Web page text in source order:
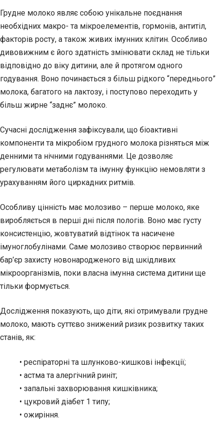
Грудне молоко являє собою унікальне поєднання
необхідних макро- та мікроелементів, гормонів, антитіл,
факторів росту, а також живих імунних клітин. Особливо
дивовижним є його здатність змінювати склад не тільки
відповідно до віку дитини, але й протягом одного
годування. Воно починається з більш рідкого “переднього”
молока, багатого на лактозу, і поступово переходить у
більш жирне “заднє” молоко.
Сучасні дослідження зафіксували, що біоактивні
компоненти та мікробіом грудного молока різняться між
денними та нічними годуваннями. Це дозволяє
регулювати метаболізм та імунну функцію немовляти з
урахуванням його циркадних ритмів.
Особливу цінність має молозиво – перше молоко, яке
виробляється в перші дні після пологів. Воно має густу
консистенцію, жовтуватий відтінок та насичене
імуноглобулінами. Саме молозиво створює первинний
бар’єр захисту новонародженого від шкідливих
мікроорганізмів, поки власна імунна система дитини ще
тільки формується.
Дослідження показують, що діти, які отримували грудне
молоко, мають суттєво знижений ризик розвитку таких
станів, як:
• респіраторні та шлунково-кишкові інфекції;
• астма та алергічний риніт;
• запальні захворювання кишківника;
• цукровий діабет 1 типу;
• ожиріння.